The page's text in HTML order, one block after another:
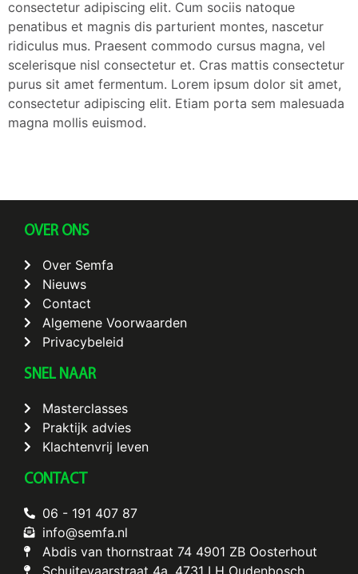
consectetur adipiscing elit. Cum sociis natoque
penatibus et magnis dis parturient montes, nascetur
ridiculus mus. Praesent commodo cursus magna, vel
scelerisque nisl consectetur et. Cras mattis consectetur
purus sit amet fermentum. Lorem ipsum dolor sit amet,
consectetur adipiscing elit. Etiam porta sem malesuada
magna mollis euismod.
OVER ONS
Over Semfa
Nieuws
Contact
Algemene Voorwaarden
Privacybeleid
SNEL NAAR
Masterclasses
Praktijk advies
Klachtenvrij leven
CONTACT
06 - 191 407 87
info@semfa.nl
Abdis van thornstraat 74 4901 ZB Oosterhout
Schuitevaarstraat 4a, 4731 LH Oudenbosch